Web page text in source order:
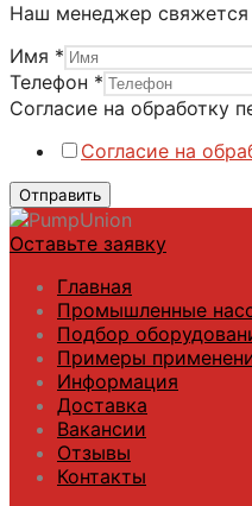
Наш менеджер
Имя *
Телефон *
Согласие
Согласие на обработку
Согласие на
Отправить
Оставьте заявку
Главная
Промышленные
Подбор
Примеры
Информация
Доставка
Вакансии
Отзывы
Контакты